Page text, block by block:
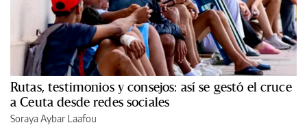
Rutas, testimonios y consejos: así se gestó el cruce
a Ceuta desde redes sociales
Soraya Aybar Laafou